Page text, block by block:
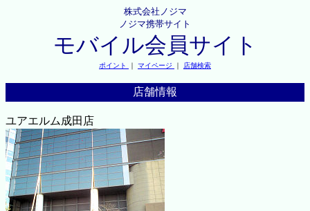
株式会社ノジマ
ノジマ携帯サイト
モバイル会員サイト
ポイント ｜ マイページ ｜ 店舗検索
店舗情報
ユアエルム成田店